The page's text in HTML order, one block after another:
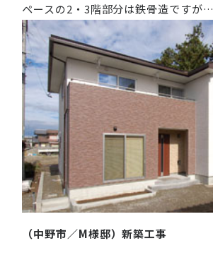
ペースの2・3階部分は鉄骨造ですが…
（中野市／M様邸）新築工事